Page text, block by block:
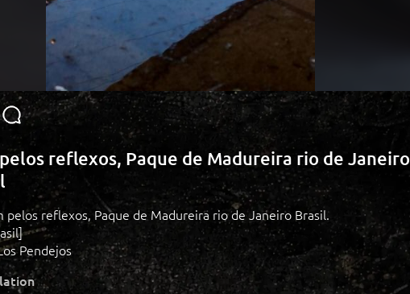
reflexos, Paque de Madureira rio de Janeiro
pelos reflexos, Paque de Madureira rio de Janeiro Brasil.
Pendejos